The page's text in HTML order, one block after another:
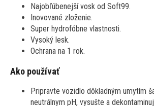
Najobľúbenejší vosk od Soft99.
Inovované zloženie.
Super hydrofóbne vlastnosti.
Vysoký lesk.
Ochrana na 1 rok.
Ako používať
Pripravte vozidlo dôkladným umytím
neutrálnym pH, vysušte a